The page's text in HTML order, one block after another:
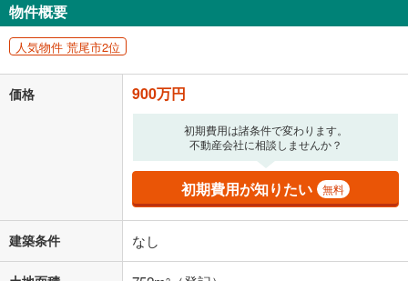
物件概要
人気物件 荒尾市2位
価格 900万円
初期費用は諸条件で変わります。
不動産会社に相談しませんか？
初期費用が知りたい 無料
建築条件 なし